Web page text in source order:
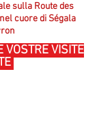
sulla Route des
cuore di Ségala
VOSTRE VISITE